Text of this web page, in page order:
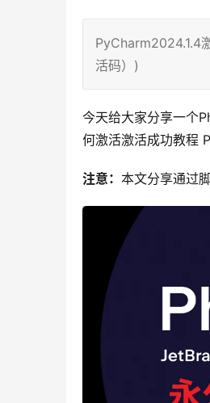
PyCharm2024.1.4
活码）)
今天给大家分享一个
何激活激活成功教程
注意： 本文分享通过